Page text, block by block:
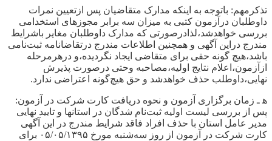
تذکرمهم: باتوجه به اینکه مدارک متقاضیان پس ازتعیین نمرات
داوطلبان درآزمون کتبی به میزان سه برابر مجوزهای استخدامی
بررسی خواهدشد،لذادرصورتی که مدارک داوطلبان مغایر باشرایط
مندرج دراین آگهی و همچنین اطلاعات مندرج درتقاضانامه ثبت‌نامی
باشد،هیچ‌ گونه حقی برای متقاضی ایجاد نگردیده،و درهرمرحله
ازآزمون،اعلام نتایج اولیه،مصاحبه وحتی درصورت پذیرش
نهایی،داوطلب حذف خواهدشد و حق هیچ‌گونه اعتراضی ندارد.
ه‍ ـ زمان برگزاری آزمون و نحوه دریافت کارت شرکت در آزمون:
پس از بررسی لیست اولیه ثبت‌نام شدگان در استانها و تایید نهایی
مدیر عامل استان با حذف افراد فاقد شرایط مندرج در این آگهی
کارت شرکت در آزمون از روز سه‌شنبه مورخ ۰۵/۰۵/۱۳۹۵ برای